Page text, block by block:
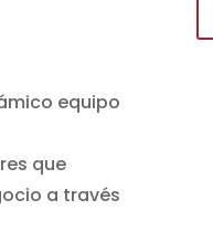
equipo
que
a través